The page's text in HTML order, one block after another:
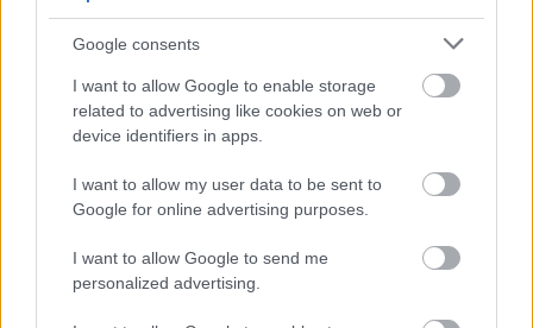
Google consents
I want to allow Google to enable storage
related to advertising like cookies on web or
device identifiers in apps.
I want to allow my user data to be sent to
Google for online advertising purposes.
I want to allow Google to send me
personalized advertising.
fogalmazta meg a választ: "azért akartam
színésznő lenni, mert nekem kevés volt a
tánc. Irigyeltem a színészeket, hogy ők valami
többet, olyat tudnak, amit én is szeretnék
megtanulni, szeretnék karaktereket
Igó Éva elárulta, egykori kolléganője számára
minden bevásárlás is tanulmányút volt: "ment
az utcán, és figyelte az embereket, ki hogyan
jár, beszél, öltözködik, hogyan veszi el a